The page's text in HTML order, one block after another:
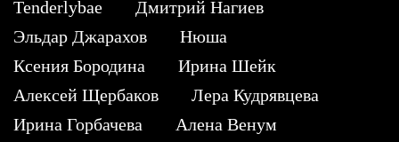
Tenderlybae
Дмитрий Нагиев
Эльдар Джарахов
Нюша
Ксения Бородина
Ирина Шейк
Алексей Щербаков
Лера Кудрявцева
Ирина Горбачева
Алена Венум